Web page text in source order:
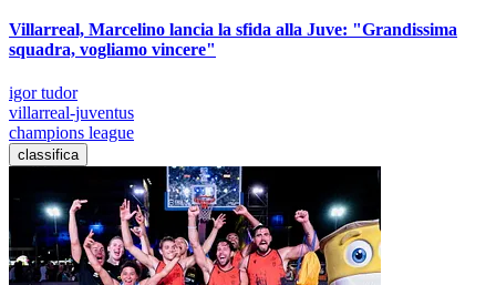
Villarreal, Marcelino lancia la sfida alla Juve: "Grandissima
squadra, vogliamo vincere"
igor tudor
villarreal-juventus
champions league
classifica